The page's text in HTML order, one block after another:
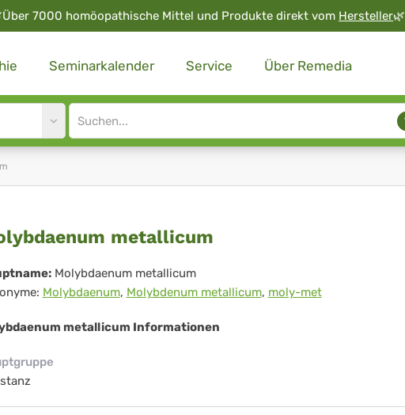
Über 7000 homöopathische Mittel und Produkte direkt vom Hersteller🌿
Seminarkalender Service Über Remedia
Site
search
metallicum
Molybdaenum metallicum
Molybdaenum, Molybdenum metallicum, moly-met
metallicum Informationen